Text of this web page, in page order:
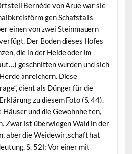
Bernède von Arue war sie
Schafstalls
einen von zwei Steinmauern
Der Boden dieses Hofes
die in der Heide oder im
geschnitten wurden und sich
anreichern. Diese
dient als Dünger für die
zu diesem Foto (S. 44).
Häuser und die Gewohnheiten,
Zwar ist überwiegen Wald in der
aber die Weidewirtschaft hat
S. 52f: Vor einer mit